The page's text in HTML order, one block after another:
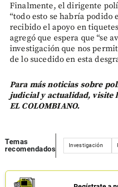
Finalmente, el dirigente
“todo esto se habría
recibido el apoyo en
agregó que espera que “se
investigación que nos
de lo sucedido en esta
Para más noticias sobre
judicial y actualidad, visite
EL COLOMBIANO.
Temas
recomendados
Investigación